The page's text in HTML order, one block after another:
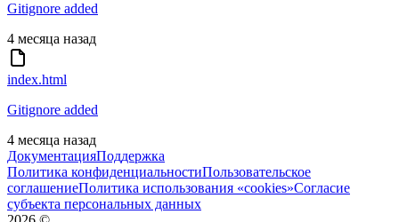
Gitignore added
4 месяца назад
index.html
Gitignore added
4 месяца назад
ДокументацияПоддержка
Политика конфиденциальностиПользовательское
соглашениеПолитика использования «cookies»Согласие
субъекта персональных данных